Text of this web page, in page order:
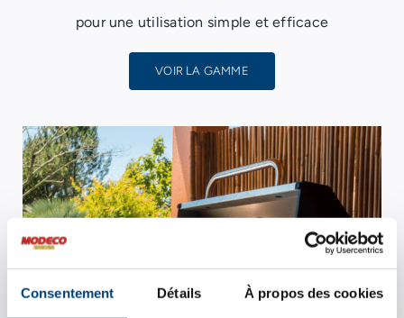
Consentement Détails À propos des cookies
pour une utilisation simple et efficace
VOIR LA GAMME